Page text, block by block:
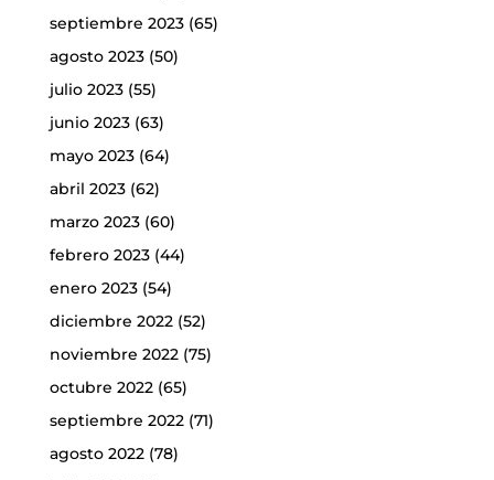
septiembre 2023(65)
agosto 2023(50)
julio 2023(55)
junio 2023(63)
mayo 2023(64)
abril 2023(62)
marzo 2023(60)
febrero 2023(44)
enero 2023(54)
diciembre 2022(52)
noviembre 2022(75)
octubre 2022(65)
septiembre 2022(71)
agosto 2022(78)